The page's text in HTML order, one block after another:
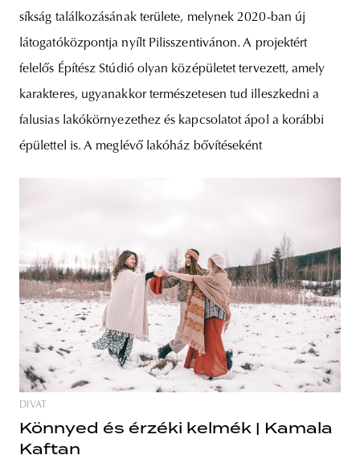
síkság találkozásának területe, melynek 2020-ban új
látogatóközpontja nyílt Pilisszentivánon. A projektért
felelős Építész Stúdió olyan középületet tervezett, amely
karakteres, ugyanakkor természetesen tud illeszkedni a
falusias lakókörnyezethez és kapcsolatot ápol a korábbi
épülettel is. A meglévő lakóház bővítéseként
DIVAT
Könnyed és érzéki kelmék | Kamala
Kaftan